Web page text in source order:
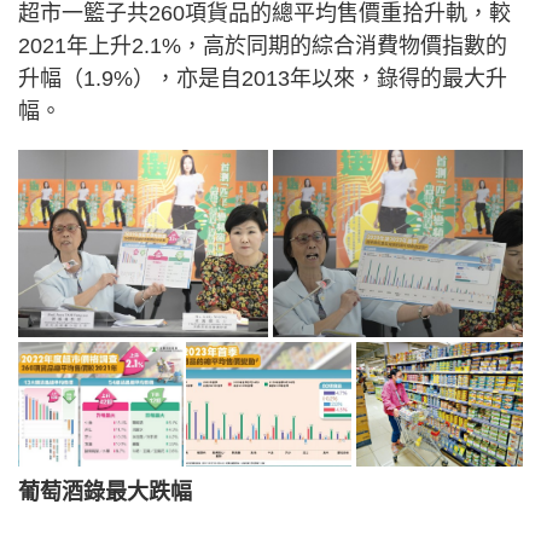
超市一籃子共260項貨品的總平均售價重拾升軌，較
2021年上升2.1%，高於同期的綜合消費物價指數的
升幅（1.9%），亦是自2013年以來，錄得的最大升
幅。
葡萄酒錄最大跌幅